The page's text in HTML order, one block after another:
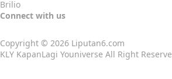
Brilio
Connect with us
Copyright © 2026 Liputan6.com
KLY KapanLagi Youniverse All Right